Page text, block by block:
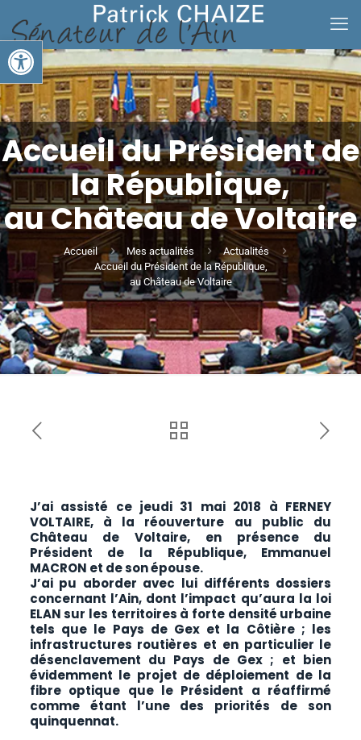
Ouvrir la barre d’outils
Accueil du Président de
la République,
au Château de Voltaire
Accueil Mes actualités
Actualités
Accueil du Président de la République,
au Château de Voltaire
J’ai assisté ce jeudi 31 mai 2018 à FERNEY
VOLTAIRE, à la réouverture au public du
Château de Voltaire, en présence du
Président de la République, Emmanuel
MACRON et de son épouse.
J’ai pu aborder avec lui différents dossiers
concernant l’Ain, dont l’impact qu’aura la loi
ELAN sur les territoires à forte densité urbaine
tels que le Pays de Gex et la Côtière ; les
infrastructures routières et en particulier le
désenclavement du Pays de Gex ; et bien
évidemment le projet de déploiement de la
fibre optique que le Président a réaffirmé
comme étant l’une des priorités de son
quinquennat.